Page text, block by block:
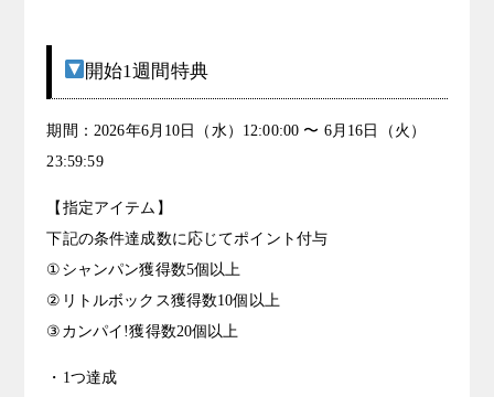
開始1週間特典
期間：2026年6月10日（水）12:00:00 〜 6月16日（火）
23:59:59
【指定アイテム】
下記の条件達成数に応じてポイント付与
①シャンパン獲得数5個以上
②リトルボックス獲得数10個以上
③カンパイ!獲得数20個以上
・1つ達成